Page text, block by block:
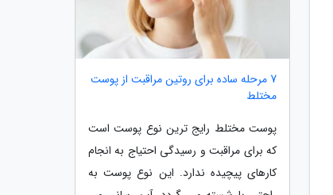
7 مرحله ساده برای روتین مراقبت از پوست
مختلط
پوست مختلط رایج ترین نوع پوست است
که برای مراقبت و رسیدگی احتیاج به انجام
کارهای پیچیده ندارد. این نوع پوست به